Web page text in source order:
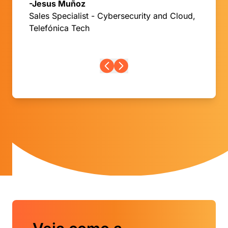
-Jesus Muñoz
Sales Specialist - Cybersecurity and Cloud,
Telefónica Tech